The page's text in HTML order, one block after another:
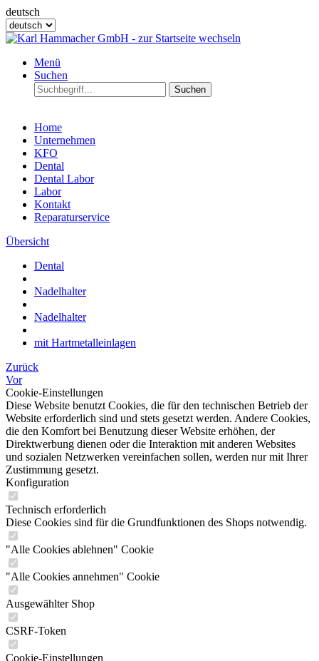
deutsch
Menü
Suchen
Suchen
Home
Unternehmen
KFO
Dental
Dental Labor
Labor
Kontakt
Reparaturservice
Übersicht
Dental
Nadelhalter
Nadelhalter
mit Hartmetalleinlagen
Zurück
Vor
Cookie-Einstellungen
Diese Website benutzt Cookies, die für den technischen Betrieb der
Website erforderlich sind und stets gesetzt werden. Andere Cookies,
die den Komfort bei Benutzung dieser Website erhöhen, der
Direktwerbung dienen oder die Interaktion mit anderen Websites
und sozialen Netzwerken vereinfachen sollen, werden nur mit Ihrer
Zustimmung gesetzt.
Konfiguration
Technisch erforderlich
Diese Cookies sind für die Grundfunktionen des Shops notwendig.
"Alle Cookies ablehnen" Cookie
"Alle Cookies annehmen" Cookie
Ausgewählter Shop
CSRF-Token
Cookie-Einstellungen